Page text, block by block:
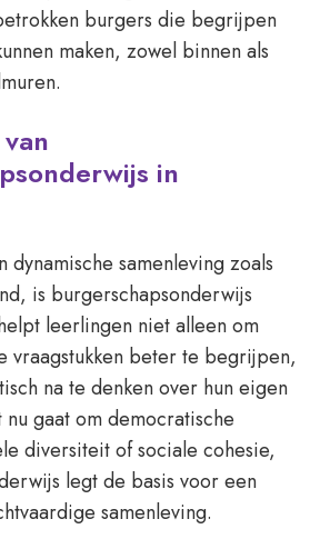
burgers die begrijpen
maken, zowel binnen als
in
dynamische samenleving zoals
is burgerschapsonderwijs
leerlingen niet alleen om
vraagstukken beter te begrijpen,
na te denken over hun eigen
gaat om democratische
diversiteit of sociale cohesie,
legt de basis voor een
samenleving.